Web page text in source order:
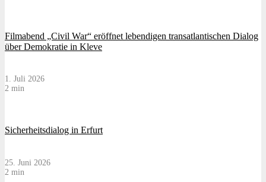
Filmabend „Civil War“ eröffnet lebendigen transatlantischen Dialog
über Demokratie in Kleve
1. Juli 2026
2 min
Sicherheitsdialog in Erfurt
25. Juni 2026
2 min